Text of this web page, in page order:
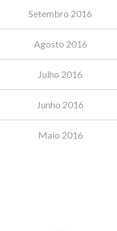
Setembro 2016
Agosto 2016
Julho 2016
Junho 2016
Maio 2016